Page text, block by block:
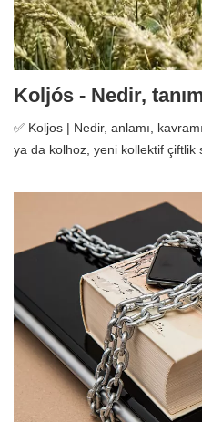
Koljós - Nedir,
✅ Koljos | Nedir, anlamı,
ya da kolhoz, yeni kollektif çiftlik